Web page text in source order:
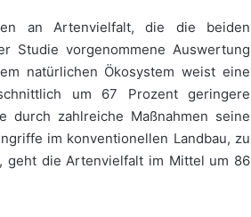
an Artenvielfalt, die die beiden
Studie vorgenommene Auswertung
natürlichen Ökosystem weist eine
um 67 Prozent geringere
durch zahlreiche Maßnahmen seine
im konventionellen Landbau, zu
geht die Artenvielfalt im Mittel um 86